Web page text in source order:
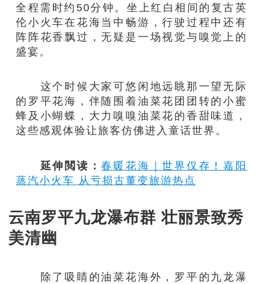
全程需时约50分钟。坐上红白相间的复古英
伦小火车在花海当中畅游，行驶过程中还有
阵阵花香飘过，无疑是一场视觉与嗅觉上的
盛宴。
这个时候大家可悠闲地远眺那一望无际
的罗平花海，伴随围着油菜花团团转的小蜜
蜂及小蝴蝶，大力嗅嗅油菜花的香甜味道，
这些感观体验让旅客仿佛进入童话世界。
延伸閲读：春暖花海｜世界仅存！嘉阳
蒸汽小火车 从亏损古董变旅游热点
云南罗平九龙瀑布群 壮丽景致秀
美清幽
除了吸睛的油菜花海外，罗平的九龙瀑